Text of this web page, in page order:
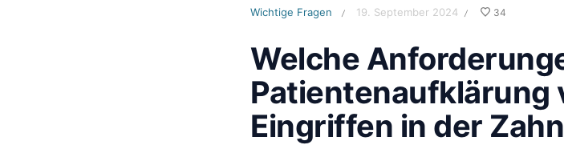
Wichtige Fragen / 19. September 2024 / 34
Welche
Patientenaufklärung
Eingriffen in der